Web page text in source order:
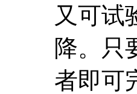
又可试
降。只
者即可